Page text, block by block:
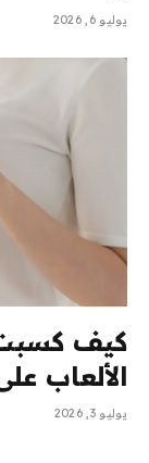
يوليو 6, 2026
الألعاب
يوليو 3, 2026